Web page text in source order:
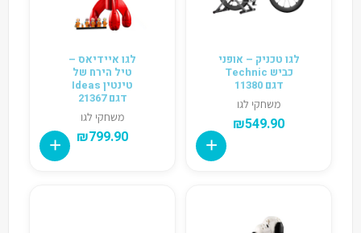
לגו טכניק – אופני
כביש Technic
דגם 11380
משחקי לגו
₪549.90
לגו איידיאס –
טיל הירח של
טינטין Ideas
דגם 21367
משחקי לגו
₪799.90